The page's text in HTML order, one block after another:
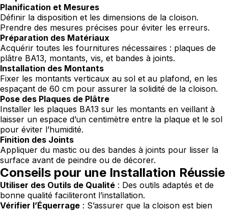
Planification et Mesures
Définir la disposition et les dimensions de la cloison.
Prendre des mesures précises pour éviter les erreurs.
Préparation des Matériaux
Acquérir toutes les fournitures nécessaires : plaques de
plâtre BA13, montants, vis, et bandes à joints.
Installation des Montants
Fixer les montants verticaux au sol et au plafond, en les
espaçant de 60 cm pour assurer la solidité de la cloison.
Pose des Plaques de Plâtre
Installer les plaques BA13 sur les montants en veillant à
laisser un espace d’un centimètre entre la plaque et le sol
pour éviter l’humidité.
Finition des Joints
Appliquer du mastic ou des bandes à joints pour lisser la
surface avant de peindre ou de décorer.
Conseils pour une Installation Réussie
Utiliser des Outils de Qualité : Des outils adaptés et de
bonne qualité faciliteront l’installation.
Vérifier l’Équerrage : S’assurer que la cloison est bien